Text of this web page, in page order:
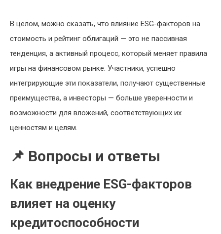
В целом, можно сказать, что влияние ESG-факторов на
стоимость и рейтинг облигаций — это не пассивная
тенденция, а активный процесс, который меняет правила
игры на финансовом рынке. Участники, успешно
интегрирующие эти показатели, получают существенные
преимущества, а инвесторы — больше уверенности и
возможности для вложений, соответствующих их
ценностям и целям.
📌 Вопросы и ответы
Как внедрение ESG-факторов
влияет на оценку
кредитоспособности